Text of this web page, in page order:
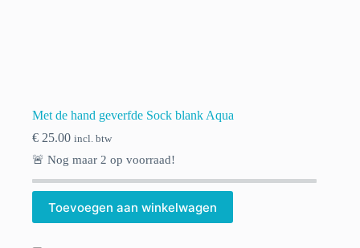
Met de hand geverfde Sock blank Aqua
€ 25.00 incl. btw
🚨 Nog maar 2 op voorraad!
Toevoegen aan winkelwagen